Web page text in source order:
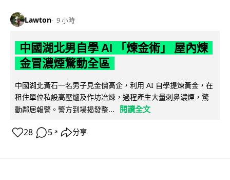
Lawton 9 小時
中國湖北男自學 AI 「煉金術」 屋內煉
金冒濃煙驚動全區
中國湖北黃石一名男子見金價高企，利用 AI 自學提煉黃金，在
租住單位私設高壓爐及作坊冶煉，過程產生大量刺鼻濃煙，驚
動鄰居報警。警方到場揭發整...
閱讀全文
28 5 ↗ 分享